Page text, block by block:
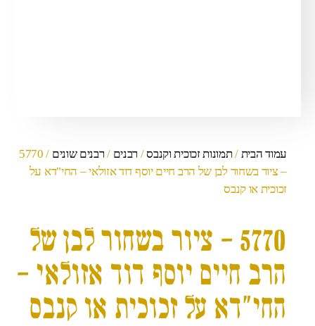
עמוד הבית /תמונות זכוכית וקנבס/ רבנים / רבנים שונים
/ 5770
– ציור בשחור לבן של הרב חיים יוסף דוד אזולאי – החי"דא על
זכוכית או קנבס
5770 – ציור בשחור לבן של
הרב חיים יוסף דוד אזולאי –
החי"דא על זכוכית או קנבס